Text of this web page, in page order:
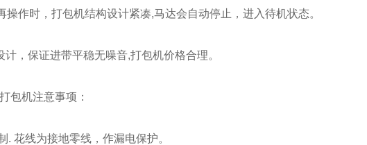
时，打包机结构设计紧凑,马达会自动停止，进入待机状态。
保证进带平稳无噪音,打包机价格合理。
包机注意事项：
线为接地零线，作漏电保护。